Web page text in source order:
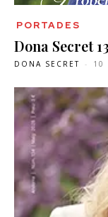
PORTADES
Dona Secret
DONA SECRET - 10